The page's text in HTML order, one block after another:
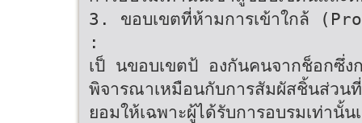
3. ขอบเขตที่ห้ามการเข้าใกล้
:
เป็ นขอบเขตป้ องกันคนจากช็อกซึ่ง
พิจารณาเหมือนกับการสัมผัสชิ้นส่ว
ยอมให้เฉพาะผู้ได้รับการอบรมเท่านั้